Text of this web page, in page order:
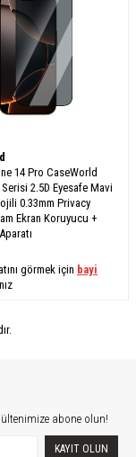
14 Pro CaseWorld
2.5D Eyesafe Mavi
0.33mm Privacy
Ekran Koruyucu +
görmek için bayi
abone olun!
KAYIT OLUN